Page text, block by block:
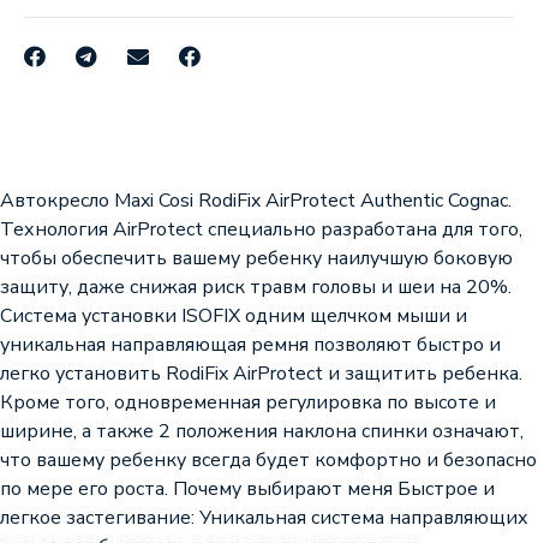
Автокресло Maxi Cosi RodiFix AirProtect Authentic Cognac.
Технология AirProtect специально разработана для того,
чтобы обеспечить вашему ребенку наилучшую боковую
защиту, даже снижая риск травм головы и шеи на 20%.
Система установки ISOFIX одним щелчком мыши и
уникальная направляющая ремня позволяют быстро и
легко установить RodiFix AirProtect и защитить ребенка.
Кроме того, одновременная регулировка по высоте и
ширине, а также 2 положения наклона спинки означают,
что вашему ребенку всегда будет комфортно и безопасно
по мере его роста. Почему выбирают меня Быстрое и
легкое застегивание: Уникальная система направляющих